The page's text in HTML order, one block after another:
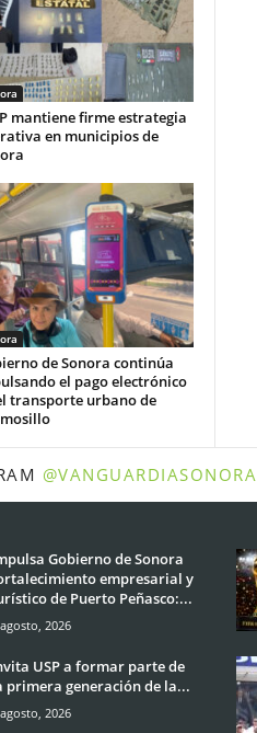
mantiene firme estrategia
en municipios de
de Sonora continúa
el pago electrónico
transporte urbano de
@VANGUARDIASONORA
Gobierno de Sonora
empresarial y
de Puerto Peñasco:...
2026
USP a formar parte de
primera generación de la...
2026